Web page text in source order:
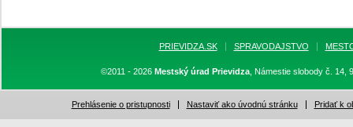
PRIEVIDZA.SK SPRAVODAJSTVO
©2011 - 2026 Mestský úrad Prievidza, Námestie slobody č. 14,
Prehlásenie o pristupnosti Nastaviť ako úvodnú stránku Pridať k